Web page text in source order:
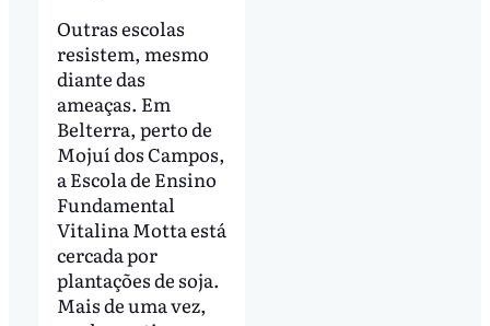
Outras escolas
resistem, mesmo
diante das
ameaças. Em
Belterra, perto de
Mojuí dos Campos,
a Escola de Ensino
Fundamental
Vitalina Motta está
cercada por
plantações de soja.
Mais de uma vez,